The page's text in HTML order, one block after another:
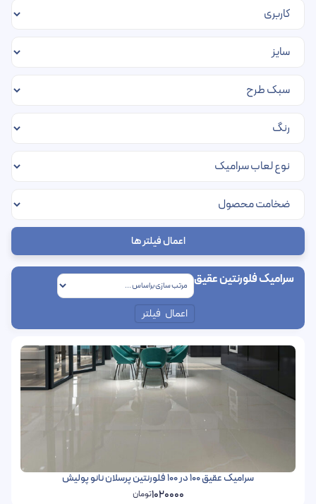
اعمال فیلتر ها
سرامیک فلورنتین عقیق
اعمال فیلتر
سرامیک عقیق 100 در 100 فلورنتین پرسلان نانو پولیش
1020000تومان